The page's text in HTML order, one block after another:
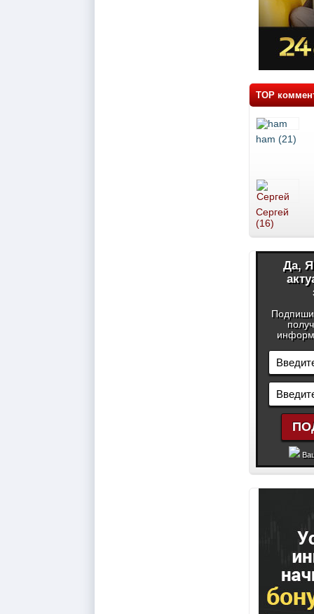
TOP
ham (21)
Сергей
(16)
Да,